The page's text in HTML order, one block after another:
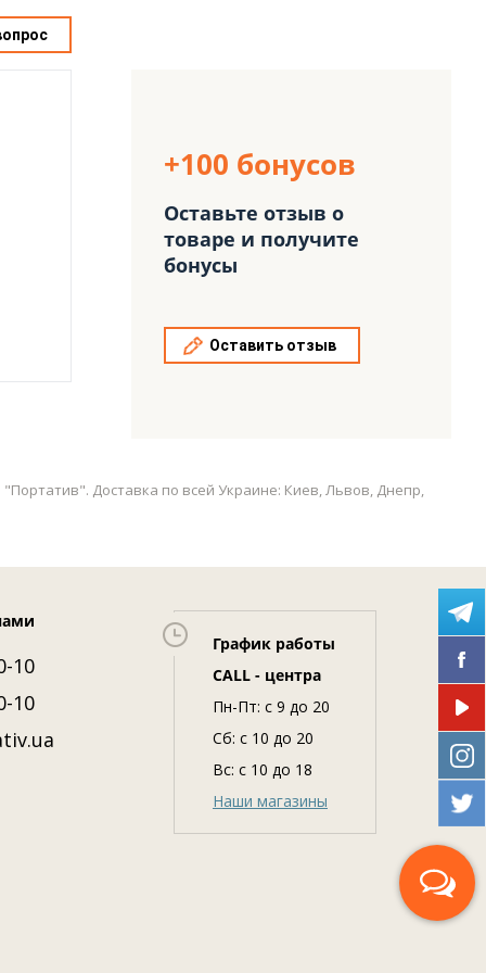
+100 бонусов
Оставьте отзыв о
товаре и получите
бонусы
Оставить отзыв
"Портатив". Доставка по всей Украине: Киев, Львов, Днепр,
10
10
График работы
CALL - центра
Пн-Пт: c 9 до 20
Сб: с 10 до 20
Вс: с 10 до 18
Наши магазины